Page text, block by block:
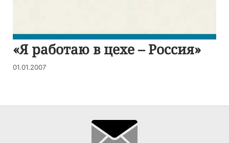
«Я работаю в цехе – Россия»
01.01.2007